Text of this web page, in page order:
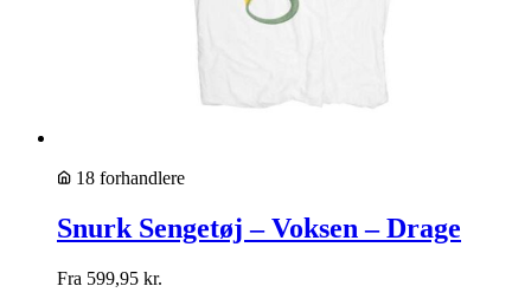
18 forhandlere
Snurk Sengetøj – Voksen – Drage
Fra 599,95 kr.